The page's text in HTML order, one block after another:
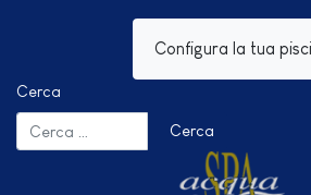
Configura la tua
Cerca
Cerca